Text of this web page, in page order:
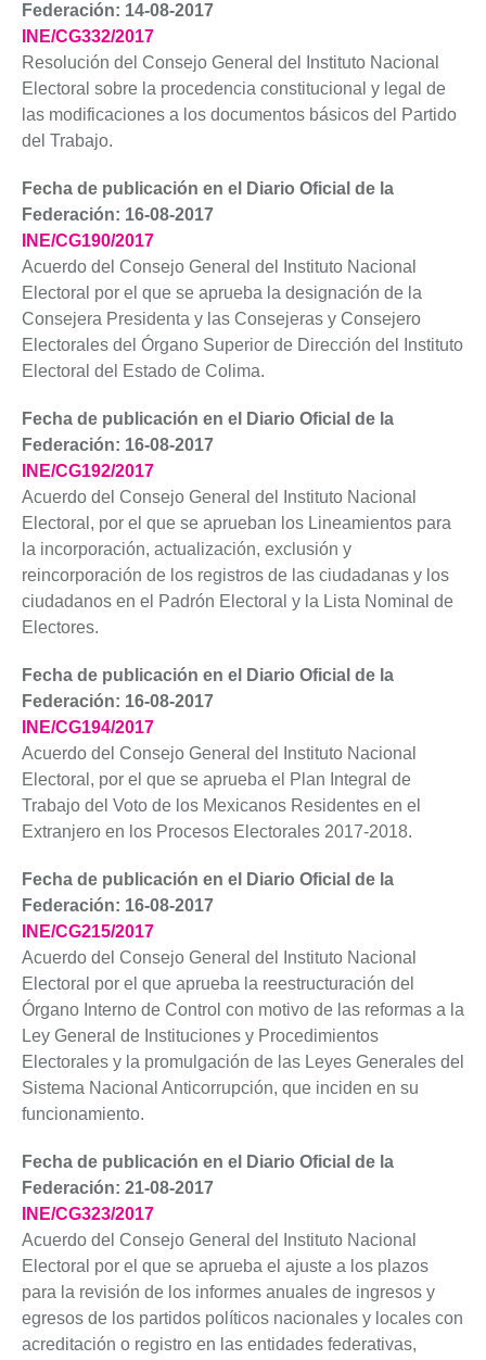
Federación: 14-08-2017
INE/CG332/2017
Resolución del Consejo General del Instituto Nacional
Electoral sobre la procedencia constitucional y legal de
las modificaciones a los documentos básicos del Partido
del Trabajo.
Fecha de publicación en el Diario Oficial de la
Federación: 16-08-2017
INE/CG190/2017
Acuerdo del Consejo General del Instituto Nacional
Electoral por el que se aprueba la designación de la
Consejera Presidenta y las Consejeras y Consejero
Electorales del Órgano Superior de Dirección del Instituto
Electoral del Estado de Colima.
Fecha de publicación en el Diario Oficial de la
Federación: 16-08-2017
INE/CG192/2017
Acuerdo del Consejo General del Instituto Nacional
Electoral, por el que se aprueban los Lineamientos para
la incorporación, actualización, exclusión y
reincorporación de los registros de las ciudadanas y los
ciudadanos en el Padrón Electoral y la Lista Nominal de
Electores.
Fecha de publicación en el Diario Oficial de la
Federación: 16-08-2017
INE/CG194/2017
Acuerdo del Consejo General del Instituto Nacional
Electoral, por el que se aprueba el Plan Integral de
Trabajo del Voto de los Mexicanos Residentes en el
Extranjero en los Procesos Electorales 2017-2018.
Fecha de publicación en el Diario Oficial de la
Federación: 16-08-2017
INE/CG215/2017
Acuerdo del Consejo General del Instituto Nacional
Electoral por el que aprueba la reestructuración del
Órgano Interno de Control con motivo de las reformas a la
Ley General de Instituciones y Procedimientos
Electorales y la promulgación de las Leyes Generales del
Sistema Nacional Anticorrupción, que inciden en su
funcionamiento.
Fecha de publicación en el Diario Oficial de la
Federación: 21-08-2017
INE/CG323/2017
Acuerdo del Consejo General del Instituto Nacional
Electoral por el que se aprueba el ajuste a los plazos
para la revisión de los informes anuales de ingresos y
egresos de los partidos políticos nacionales y locales con
acreditación o registro en las entidades federativas,